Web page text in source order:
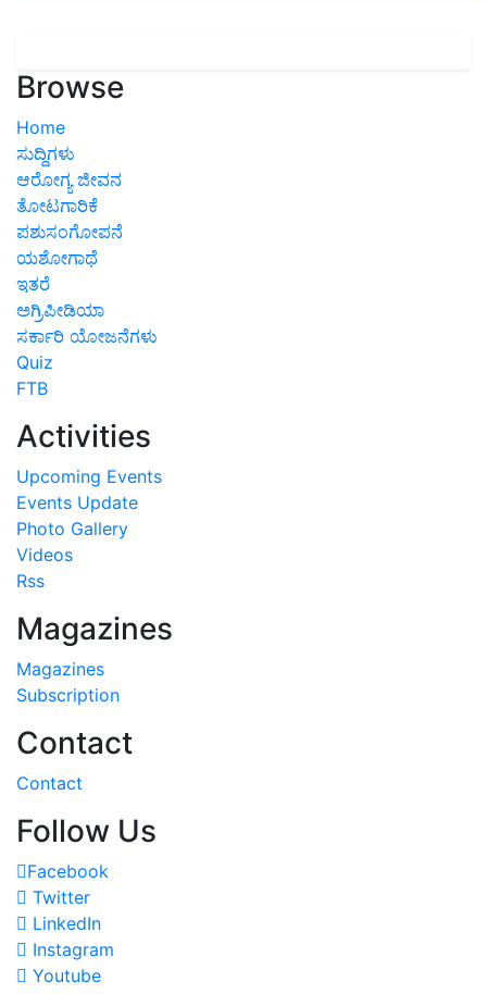
Browse
Home
ಸುದ್ದಿಗಳು
ಆರೋಗ್ಯ ಜೀವನ
ತೋಟಗಾರಿಕೆ
ಪಶುಸಂಗೋಪನೆ
ಯಶೋಗಾಥೆ
ಇತರೆ
ಅಗ್ರಿಪೀಡಿಯಾ
ಸರ್ಕಾರಿ ಯೋಜನೆಗಳು
Quiz
FTB
Activities
Upcoming Events
Events Update
Photo Gallery
Videos
Rss
Magazines
Magazines
Subscription
Contact
Contact
Follow Us
Facebook
Twitter
LinkedIn
Instagram
Youtube